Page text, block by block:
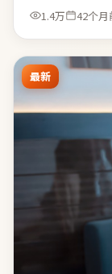
1.4万
42个月
最新